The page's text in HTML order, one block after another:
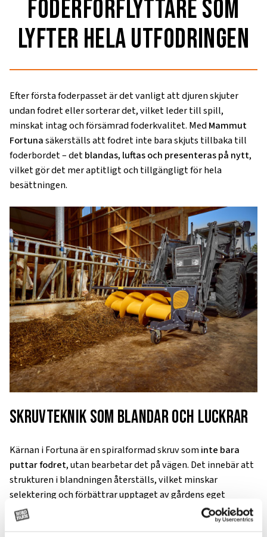
foderförflyttare som
lyfter hela utfodringen
Efter första foderpasset är det vanligt att djuren skjuter
undan fodret eller sorterar det, vilket leder till spill,
minskat intag och försämrad foderkvalitet. MedMammut
Fortunasäkerställs att fodret inte bara skjuts tillbaka till
foderbordet – detblandas, luftas och presenteras på nytt,
vilket gör det mer aptitligt och tillgängligt för hela
besättningen.
Skruvteknik som blandar och luckrar
Kärnan i Fortuna är en spiralformad skruv sominte bara
puttar fodret, utan bearbetar det på vägen. Det innebär att
strukturen i blandningen återställs, vilket minskar
selektering och förbättrar upptaget av gårdens eget
grovfoder – en direkt vinst för både produktion och
ekonomi.